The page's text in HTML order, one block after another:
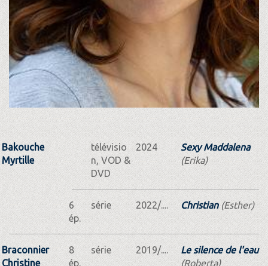
Bakouche
Myrtille
télévisio
n, VOD &
DVD
2024
Sexy Maddalena
(Erika)
6
ép.
série 2022/.... Christian(Esther)
Braconnier
Christine
8
ép.
série 2019/....
Le silence de l'eau
(Roberta)